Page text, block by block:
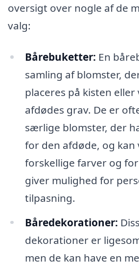
oversigt over nogle af de
valg:
Bårebuketter: En
samling af blomster,
placeres på kisten eller
afdødes grav. De er
særlige blomster, der
for den afdøde, og
forskellige farver og
giver mulighed for
tilpasning.
Båredekorationer:
dekorationer er
men de kan have en